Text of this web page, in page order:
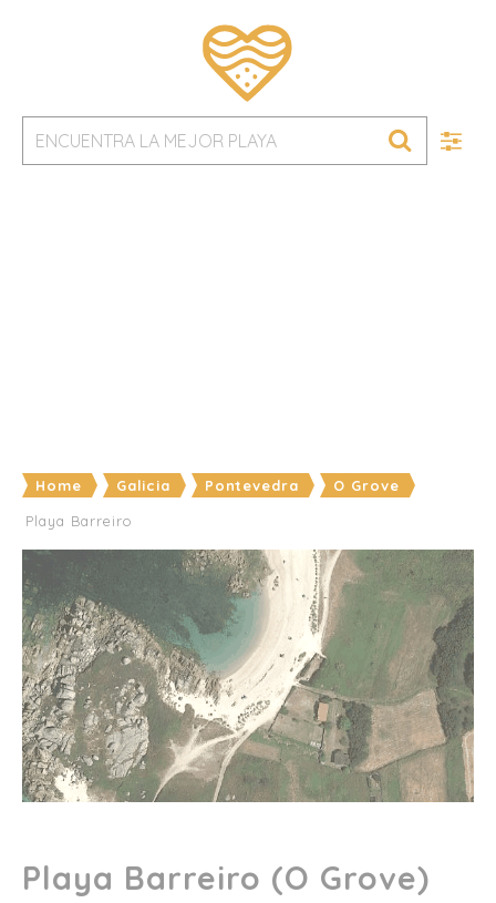
Home Galicia Pontevedra
O Grove
Playa Barreiro
Playa Barreiro (O Grove)